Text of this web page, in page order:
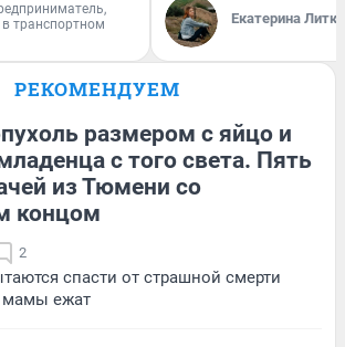
транспортном
Екатерина
РЕКОМЕНДУЕМ
размером с яйцо и
с того света. Пять
из Тюмени со
концом
2
спасти от страшной смерти
мамы ежат